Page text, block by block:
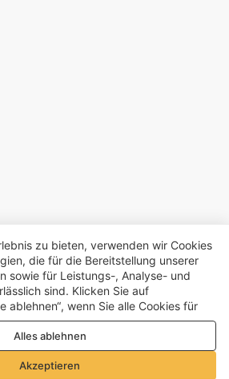
zu bieten, verwenden wir Cookies
die für die Bereitstellung unserer
sowie für Leistungs-, Analyse- und
sind. Klicken Sie auf
ablehnen“, wenn Sie alle Cookies für
Marketingzwecke zulassen oder
Informationen finden Sie in unserer
Richtlinie
Alles ablehnen
Akzeptieren